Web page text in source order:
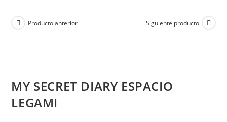
Producto anterior Siguiente producto
MY SECRET DIARY ESPACIO
LEGAMI